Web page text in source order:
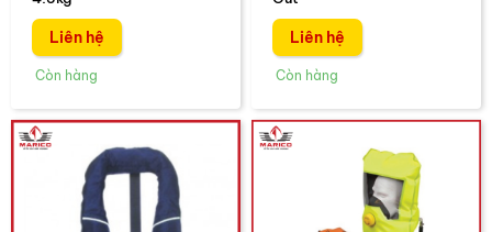
Liên hệ Liên hệ